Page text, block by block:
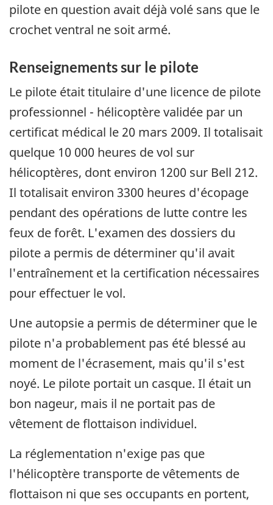
pilote en question avait déjà volé sans que le
crochet ventral ne soit armé.
Renseignements sur le pilote
Le pilote était titulaire d'une licence de pilote
professionnel - hélicoptère validée par un
certificat médical le 20 mars 2009. Il totalisait
quelque 10 000 heures de vol sur
hélicoptères, dont environ 1200 sur Bell 212.
Il totalisait environ 3300 heures d'écopage
pendant des opérations de lutte contre les
feux de forêt. L'examen des dossiers du
pilote a permis de déterminer qu'il avait
l'entraînement et la certification nécessaires
pour effectuer le vol.
Une autopsie a permis de déterminer que le
pilote n'a probablement pas été blessé au
moment de l'écrasement, mais qu'il s'est
noyé. Le pilote portait un casque. Il était un
bon nageur, mais il ne portait pas de
vêtement de flottaison individuel.
La réglementation n'exige pas que
l'hélicoptère transporte de vêtements de
flottaison ni que ses occupants en portent,